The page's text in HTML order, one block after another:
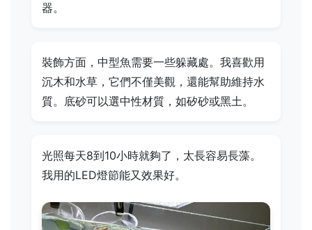
器。
裝飾方面，中型魚需要一些躲藏處。我喜歡用
沉木和水草，它們不僅美觀，還能幫助維持水
質。底砂可以選中性材質，如矽砂或黑土。
光照每天8到10小時就夠了，太長容易長藻。
我用的LED燈節能又效果好。